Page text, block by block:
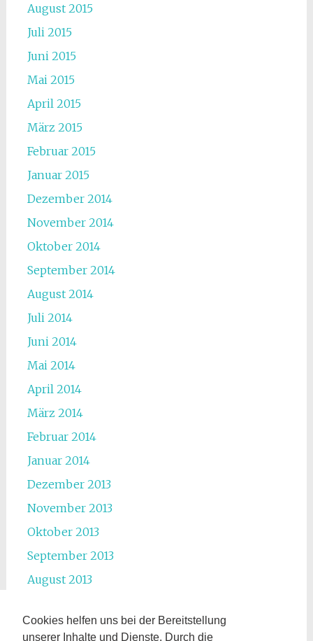
Cookies helfen uns bei der Bereitstellung
unserer Inhalte und Dienste. Durch die
August 2015
Juli 2015
Juni 2015
Mai 2015
April 2015
März 2015
Februar 2015
Januar 2015
Dezember 2014
November 2014
Oktober 2014
September 2014
August 2014
Juli 2014
Juni 2014
Mai 2014
April 2014
März 2014
Februar 2014
Januar 2014
Dezember 2013
November 2013
Oktober 2013
September 2013
August 2013
Juni 2013